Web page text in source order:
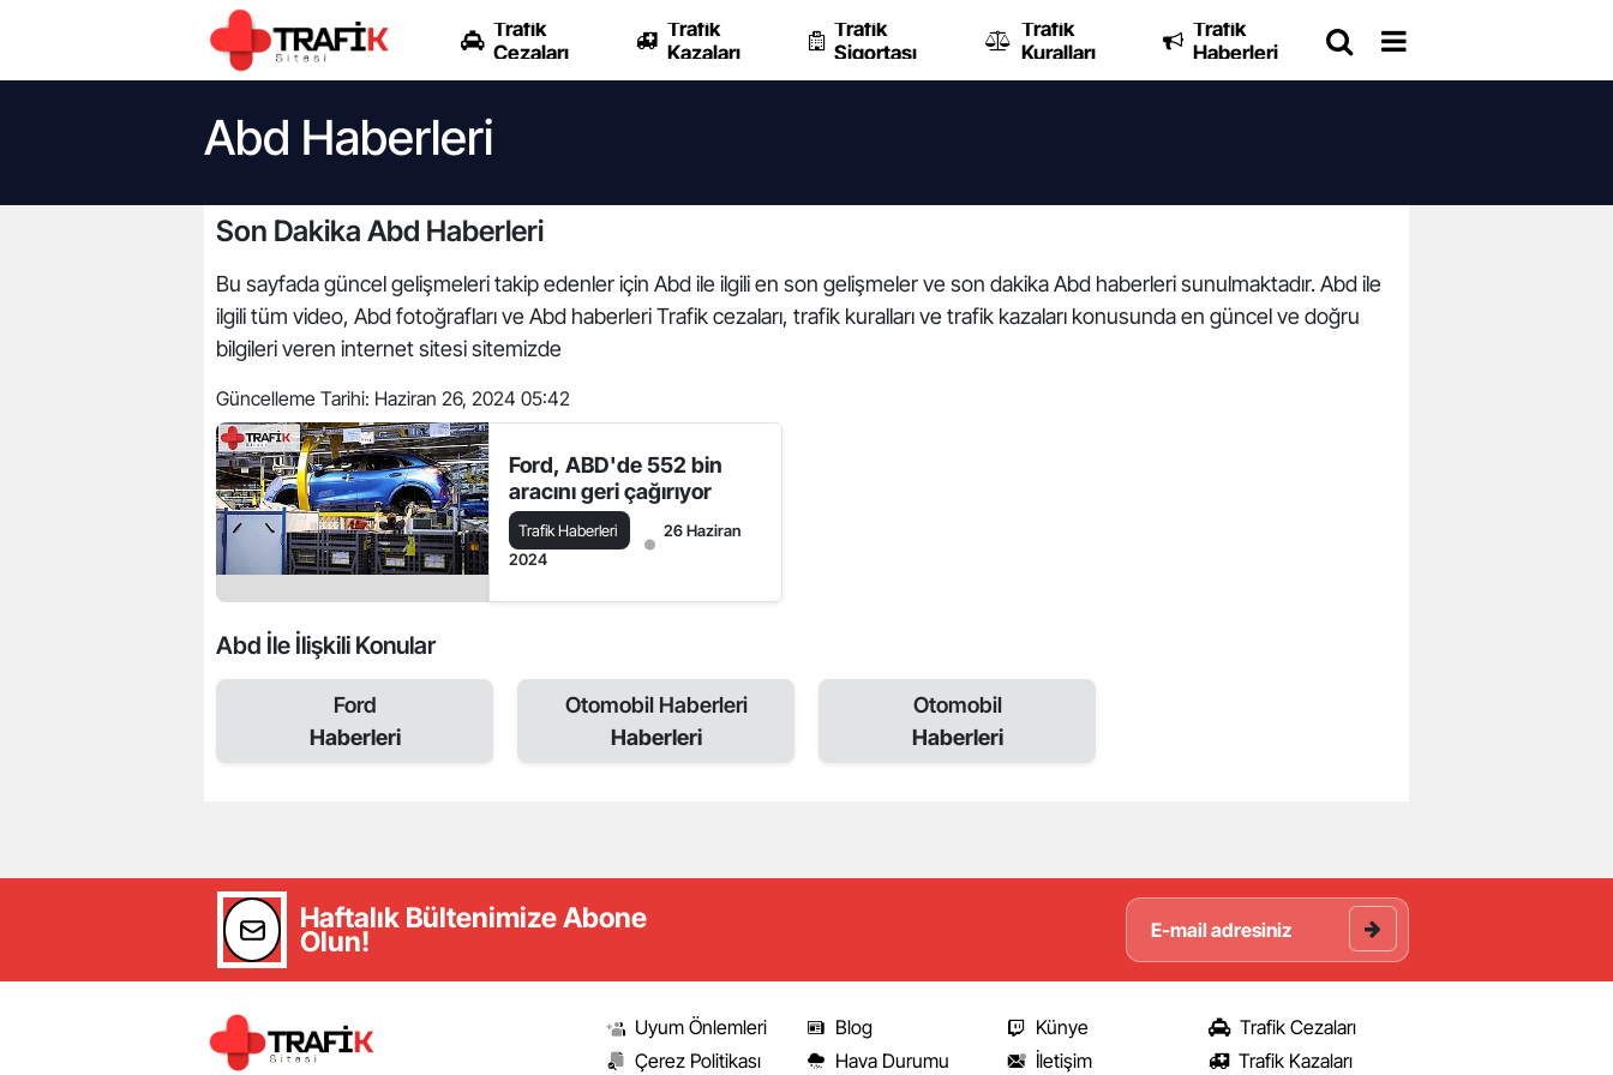
Trafik
Cezaları
Trafik
Kazaları
Trafik
Sigortası
Trafik
Kuralları
Trafik
Haberleri
Abd Haberleri
Son Dakika Abd Haberleri
Bu sayfada güncel gelişmeleri takip edenler için Abd ile ilgili en son gelişmeler ve son dakika Abd haberleri sunulmaktadır. Abd ile
ilgili tüm video, Abd fotoğrafları ve Abd haberleri Trafik cezaları, trafik kuralları ve trafik kazaları konusunda en güncel ve doğru
bilgileri veren internet sitesi sitemizde
Güncelleme Tarihi: Haziran 26, 2024 05:42
Ford, ABD'de 552 bin
aracını geri çağırıyor
Trafik Haberleri
26 Haziran
2024
Abd İle İlişkili Konular
Ford
Haberleri
Otomobil Haberleri
Haberleri
Otomobil
Haberleri
Haftalık Bültenimize Abone
Olun!
Uyum Önlemleri
Çerez Politikası
Blog
Hava Durumu
Künye
İletişim
Trafik Cezaları
Trafik Kazaları